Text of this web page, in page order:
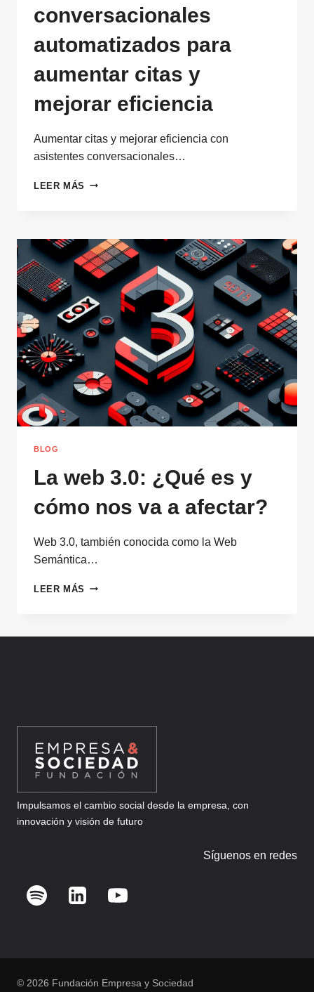
conversacionales
automatizados para
aumentar citas y
mejorar eficiencia
Aumentar citas y mejorar eficiencia con
asistentes conversacionales…
LEER MÁS ASISTENTES
AUMENTAR
CITAS
Y
MEJORAR
EFICIENCIA
BLOG
La web 3.0: ¿Qué es y
cómo nos va a afectar?
Web 3.0, también conocida como la Web
Semántica…
LEER MÁS LA
AFECTAR?
Impulsamos el cambio social desde la empresa, con
innovación y visión de futuro
Síguenos en redes
© 2026 Fundación Empresa y Sociedad